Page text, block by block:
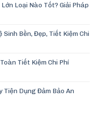
Loại Nào Tốt? Giải Pháp
Sinh Bền, Đẹp, Tiết Kiệm Chi
Tiết Kiệm Chi Phí
Tiện Dụng Đảm Bảo An